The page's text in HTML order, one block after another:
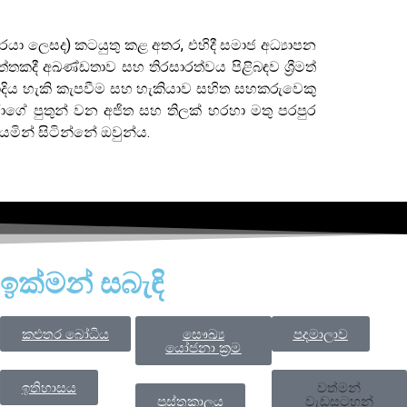
ලෙසද) කටයුතු කළ අතර, එහිදී සමාජ අධ්‍යාපන
අඛණ්ඩතාව සහ තිරසාරත්වය පිළිබඳව ශ්‍රීමත්
හැකි කැපවීම සහ හැකියාව සහිත සහකරුවෙකු
පුතුන් වන අජිත සහ තිලක් හරහා මතු පරපුර
යමින් සිටින්නේ ඔවුන්ය.
ඉක්මන් සබැඳි
කළුතර ‍බෝධිය
ඉතිහාසය
සෞඛ්‍ය
යෝජනා ක්‍රම
පුස්තකාලය
පදමාලාව
වත්මන්
වැඩසටහන්